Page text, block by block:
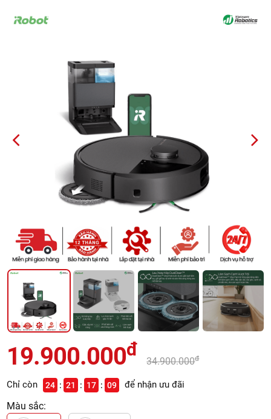
PREVIOUS NEXT
19.900.000đ
34.900.000đ
Chỉ còn 24 21 17 08 để nhận ưu đãi
Màu sắc: